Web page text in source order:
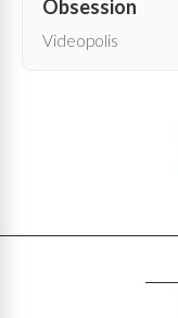
Obsession
Videopolis